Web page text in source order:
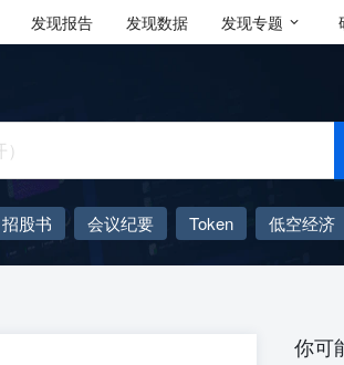
发现报告 发现数据 发现专题
招股书 会议纪要 Token 低空经济
大模型
你可